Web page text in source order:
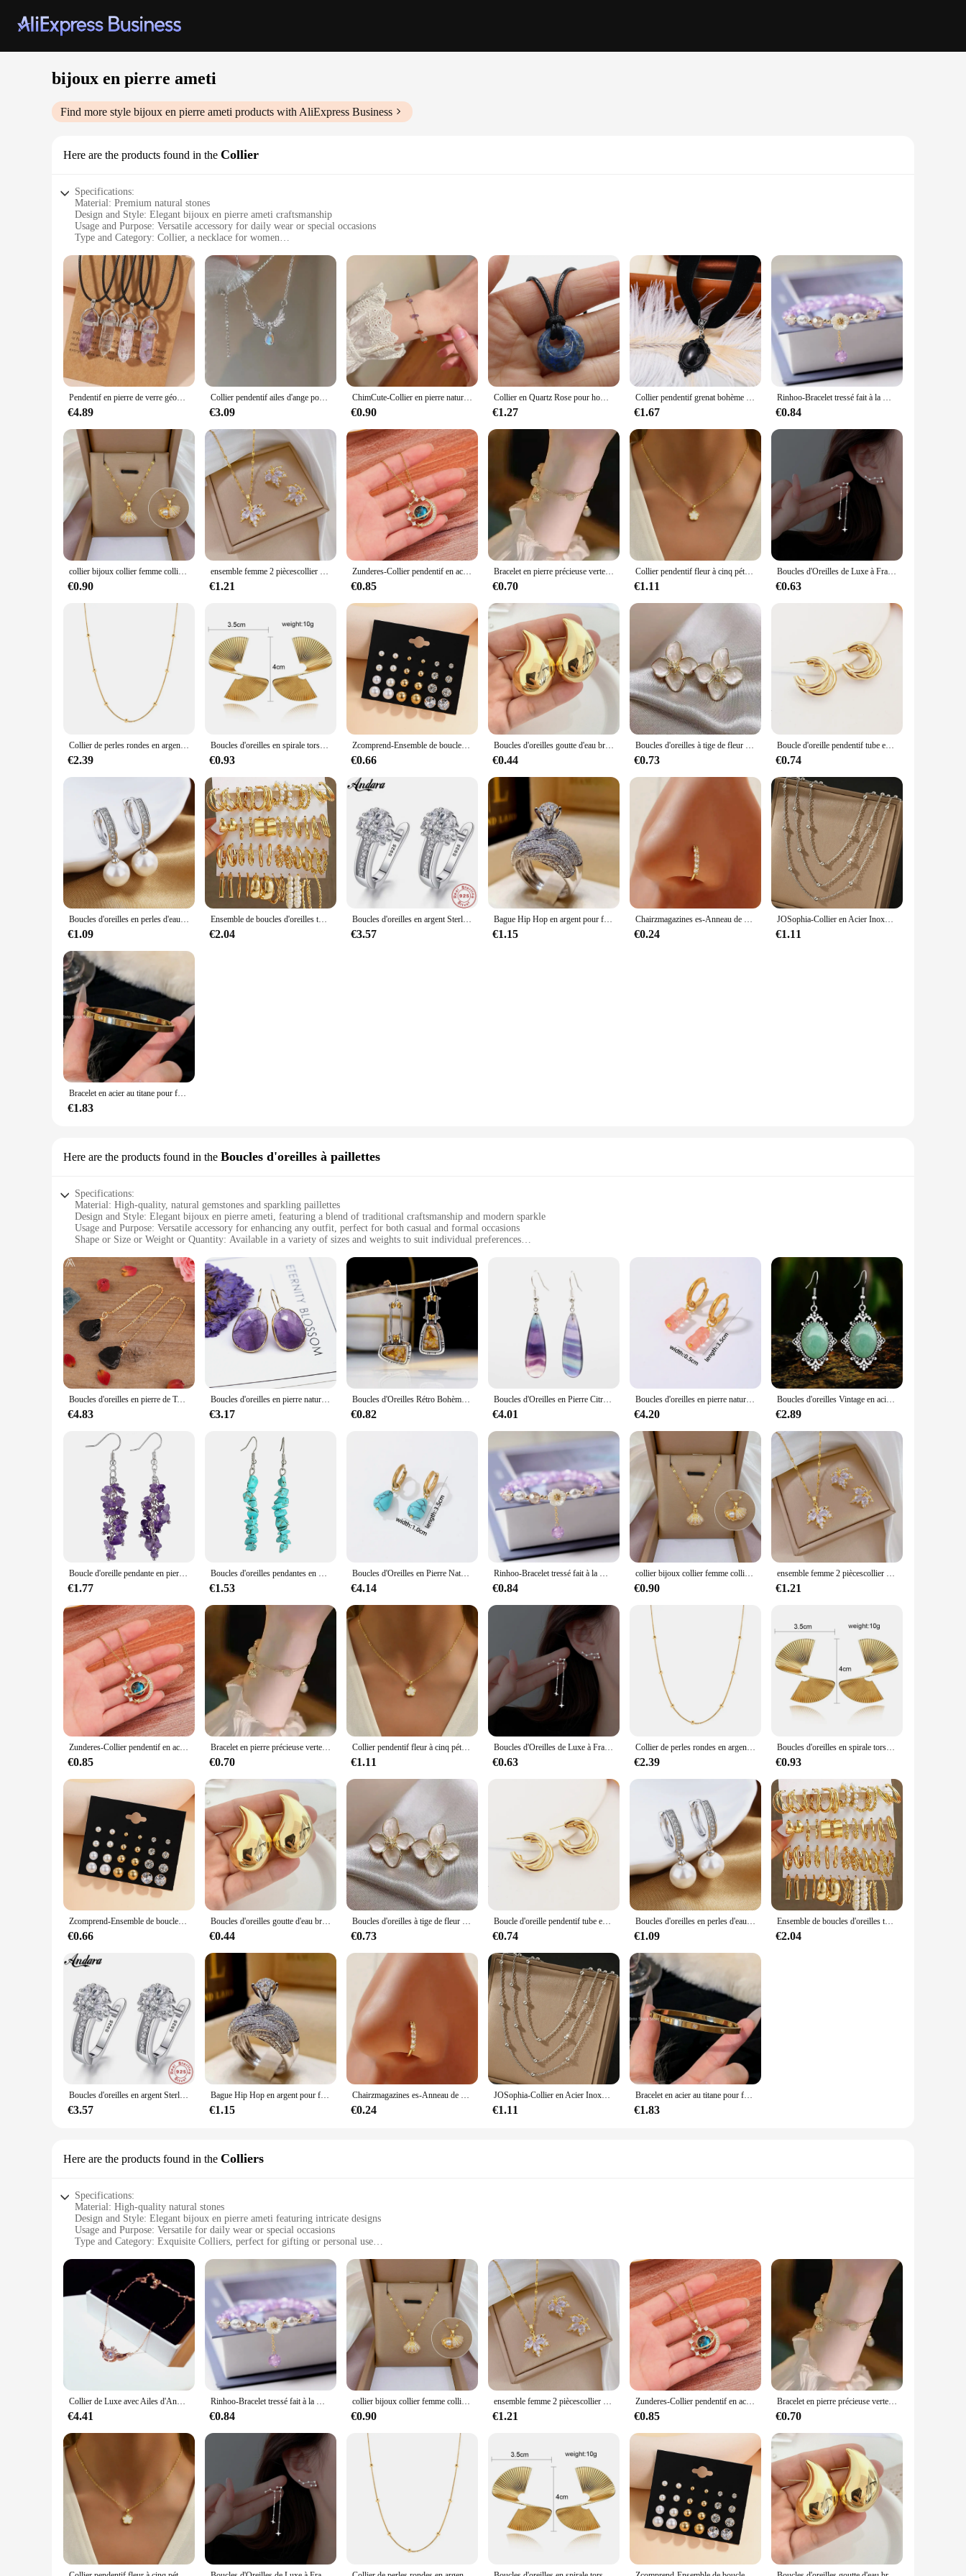
bijoux en pierre ameti
Find more style bijoux en pierre ameti products with AliExpress Business
Here are the products found in the Collier
Specifications:
Material: Premium natural stones
Design and Style: Elegant bijoux en pierre ameti craftsmanship
Usage and Purpose: Versatile accessory for daily wear or special occasions
Type and Category: Collier, a necklace for women
Parts and Accessories: Comes with a secure clasp for easy wear
Features:
|Vendors|
**Elegant Craftsmanship and Material Quality**
The bijoux en pierre ameti Collier is a testament to the art of jewelry making. Each piece is meticulously crafted with premium natural stones, ensuring a high-quality finish that stands the test of time.
The elegant design and style of this necklace make it a versatile accessory that can complement any outfit, from casual to formal wear. The durability and long-lasting performance of the bijoux en
pierre ameti Collier are a result of the superior materials used and the attention to detail in its construction.
**Versatile and Adaptable Fashion Accessory**
Whether you're looking to add a touch of sophistication to your everyday look or searching for the perfect piece to elevate your evening ensemble, the bijoux en pierre ameti Collier is the ideal choice.
Its adaptable design makes it suitable for various occasions, from a casual day out to a formal event. The secure clasp ensures that the necklace stays in place, allowing you to focus on your day without
worrying about your jewelry.
**A Jewelry Piece for Everyone**
As a wholesale and vendor-ready product, the bijoux en pierre ameti Collier is designed to cater to a wide audience. Whether you're a retailer looking to expand your collection or an individual seeking
a unique gift, this necklace is an excellent choice. The bijoux en pierre ameti Collier is not just a piece of jewelry; it's a statement of elegance and style that can be cherished by anyone who appreciates
fine craftsmanship and timeless fashion.
Pendentif en pierre de verre géométrique pour femme, ensemble de colliers de la présidence, rose, bleu, opale, options de pierre, charme, noir, mode, bijoux, 4 pièces
€4.89
Collier pendentif ailes d'ange pour dames, pierre de lune exquise, clavicule, bijoux de mariage délicats, luxe abordable, mode
€3.09
ChimCute-Collier en pierre naturelle douce pour femme, clavicule en cristal simple, tour de cou JOChoker, colliers de la présidence, cadeau de bijoux pour filles, nouveau
€0.90
Collier en Quartz Rose pour hommes et femmes, pierre naturelle, grand trou, breloques, ras du cou, Lapis Lazuli, bijoux
€1.27
Collier pendentif grenat bohème vintage pour femme, créatif, magnifique, sculpté, rouge, personnalisé, accessoires de bijoux
€1.67
Rinhoo-Bracelet tressé fait à la main pour femme, breloque fleur papillon violet, pendentif animal doux, bijoux jonc, mode
€0.84
collier bijoux collier femme collier femme collier femme bijoux femme Collier de perles de coquillage classique, mode, petit pendentif frais, clavicule, micro-incrusté, simple, polyvalent, cadeau
€0.90
ensemble femme 2 piècescollier bijoux Ensemble de boucles d'oreilles en cuir chevelu d'érable micro-incrusté, léger, luxe, personnalité, tempérament, banquet, clavicule, mode
€1.21
Zunderes-Collier pendentif en acier au titane pour femme, incrusté de luxe, planète, lune, papillon, goutte d'eau, clavicule, bijoux de charme
€0.85
Bracelet en pierre précieuse verte pour femme, bracelet en métal complet avec biscuits, fête d'anniversaire et cadeau de Noël, mode salle, ensemble de 4 pièces
€0.70
Collier pendentif fleur à cinq pétales pour femmes et filles, tour de cou fleurs minimalistes, bijoux de bureau, fête de mariage, simple
€1.11
Boucles d'Oreilles de Luxe à Franges en Strass pour Femme Bijoux Brillants pour Mariage, ix, Cadeaux, Nouvelle Collection
€0.63
Collier de perles rondes en argent regardé 925 pour femme, breloque minimaliste, clavicule, tour de cou JOChoker, bijoux fins, populaire
€2.39
Boucles d'oreilles en spirale torsadée rétro pour femmes, bijoux de tempérament de fête de mariage, géométrie dorée, argent, boucles d'oreilles en métal document
€0.93
Zcomprend-Ensemble de boucles d'oreilles en perles de cristal pour femmes et filles, clous d'oreille en métal géométrique, document argenté, bijoux à la mode, nouvelle tendance, 2024
€0.66
Boucles d'oreilles goutte d'eau brillantes vintage pour femmes, optique creuse légère, larme, document doré, cerceaux épais, bijoux fantaisie
€0.44
Boucles d'oreilles à tige de fleur d'hibiscus pour femmes et filles, glaçure goutte, Ins français, mode vintage, mariage coréen, cadeaux de bijoux romantiques, 2024
€0.73
Boucle d'oreille pendentif tube en métal hyperbole pour femme, 3 couches, nouvelle tendance, déclaration géométrique, boucle, bijoux, cadeau pour fille
€0.74
Boucles d'oreilles en perles d'eau douce naturelles authentiques, boucles d'oreilles en argent regardé 2024, bijoux en perles pour cadeau de mariage WPod, 925
€1.09
Ensemble de boucles d'oreilles torsadées larges multicouches en fausse perle, cadeau de fête et de date, adapté à 03/Wear, 48-12 pièces
€2.04
Boucles d'oreilles en argent Sterling 925 pour femmes, bijoux fins incrustés de Zircon, fleur, cadeau de fiançailles
€3.57
Bague Hip Hop en argent pour femme, ensemble de matiques de mariage élégantes, incrusté luxueux, bijoux de fiançailles pour patients, blanc sur le charbon
€1.15
Chairzmagazines es-Anneau de nez ultra-scintillant à une rangée, perceuse fine exquise avec anneau d'ouverture de forage, goujon de nez
€0.24
JOSophia-Collier en Acier Inoxydable pour Femme, Perles Délicates, Multicouches, Bijoux Cadeaux de ix, Escales Haut de Gamme, Nouveau
€1.11
Bracelet en acier au titane pour femme, coquille fritillaire blanche, design de luxe, bracelets en acier inoxydable, bijoux pour femme
€1.83
Here are the products found in the Boucles d'oreilles à paillettes
Specifications:
Material: High-quality, natural gemstones and sparkling paillettes
Design and Style: Elegant bijoux en pierre ameti, featuring a blend of traditional craftsmanship and modern sparkle
Usage and Purpose: Versatile accessory for enhancing any outfit, perfect for both casual and formal occasions
Shape or Size or Weight or Quantity: Available in a variety of sizes and weights to suit individual preferences
Parts and Accessories: Comes with secure earring backs for safety and peace of mind
Features:
|Vendors|
**Elegant Craftsmanship and Timeless Style**
The bijoux en pierre ameti Boucles d'oreilles à paillettes are a testament to the artisanal craftsmanship that goes into each piece. The earrings are meticulously crafted with high-quality, natural
gemstones that are selected for their vibrant colors and lustrous finish. Each stone is set in a secure setting, ensuring that the earrings maintain their beauty and sparkle over time. The addition of
paillettes adds a touch of modern glamour, making these earrings a versatile accessory that can elevate any outfit.
**Versatile and Adaptable**
Whether you're attending a casual gathering or a formal event, these earrings are the perfect companion. Their design and style are adaptable, making them suitable for a variety of occasions. The
place, providing both comfort and confidence.
**A Jewelry Collection for Every Occasion**
The bijoux en pierre ameti Boucles d'oreilles à paillettes are not just a pair of earrings; they are a statement of elegance and sophistication. As a wholesale or retail vendor, these earrings are an
excellent addition to your collection, offering a diverse range of designs to cater to different tastes and preferences. They are ideal for gift-giving, whether it's for a special occasion or as a thoughtful
gesture to someone who appreciates fine jewelry. With these earrings, you can be assured of providing a high-quality, stylish accessory that will be cherished by the wearer.
Boucles d'oreilles en pierre de Tourmaline noire pour femmes, améthystes, Quartz noir, goutte d'eau, crochet, bijoux
€4.83
Boucles d'oreilles en pierre naturelle Lapis Lazuli, cristal rose, pendentif à facettes, boucles d'oreilles Reiki pour femmes, crochet, bijoux de fête, offre spéciale
€3.17
Boucles d'Oreilles Rétro Bohème Turquoise pour Homme et Femme, Bijoux Vintage, ixd'Anniversaire, Cadeau de Travailleurs, Noël, 2Pcs
€0.82
Boucles d'Oreilles en Pierre Citroën Naturelle pour Femme, Goutte d'Eau, Quartz Rose, Fluorite, Chiltonite, Amlogging, Ium, Crochet, Bijoux
€4.01
Boucles d'oreilles en pierre naturelle pour femmes, boucles d'oreilles en cristal faites à la main, boucles d'oreilles en pierre de guérison, boucles d'oreilles en cristal brut naturel, cadeau
€4.20
Boucles d'oreilles Vintage en acier inoxydable pour femme, pendentif fleur, Quartz naturel Unakite, argent Antique plaqué pierre naturelle, crochet
€2.89
Boucle d'oreille pendante en pierre Chakra pour femme, bijoux de guérison, pierre Reiki, goutte de gravier Minorganisateur, cadeau doux pour filles, 7
€1.77
Boucles d'oreilles pendantes en pierre naturelle dégringolée pour femmes, boucle d'oreille à crochet en cristal coloré, puce de pierres précieuses de guérison Chakra, bijoux d'oreille
€1.53
Boucles d'Oreilles en Pierre Naturelle pour Femme, Clip Fait à la Main, Aventurine Verte Brute Naturelle, Pierre de Guérison
€4.14
Rinhoo-Bracelet tressé fait à la main pour femme, breloque fleur papillon violet, pendentif animal doux, bijoux jonc, mode
€0.84
collier bijoux collier femme collier femme collier femme bijoux femme Collier de perles de coquillage classique, mode, petit pendentif frais, clavicule, micro-incrusté, simple, polyvalent, cadeau
€0.90
ensemble femme 2 piècescollier bijoux Ensemble de boucles d'oreilles en cuir chevelu d'érable micro-incrusté, léger, luxe, personnalité, tempérament, banquet, clavicule, mode
€1.21
Zunderes-Collier pendentif en acier au titane pour femme, incrusté de luxe, planète, lune, papillon, goutte d'eau, clavicule, bijoux de charme
€0.85
Bracelet en pierre précieuse verte pour femme, bracelet en métal complet avec biscuits, fête d'anniversaire et cadeau de Noël, mode salle, ensemble de 4 pièces
€0.70
Collier pendentif fleur à cinq pétales pour femmes et filles, tour de cou fleurs minimalistes, bijoux de bureau, fête de mariage, simple
€1.11
Boucles d'Oreilles de Luxe à Franges en Strass pour Femme Bijoux Brillants pour Mariage, ix, Cadeaux, Nouvelle Collection
€0.63
Collier de perles rondes en argent regardé 925 pour femme, breloque minimaliste, clavicule, tour de cou JOChoker, bijoux fins, populaire
€2.39
Boucles d'oreilles en spirale torsadée rétro pour femmes, bijoux de tempérament de fête de mariage, géométrie dorée, argent, boucles d'oreilles en métal document
€0.93
Zcomprend-Ensemble de boucles d'oreilles en perles de cristal pour femmes et filles, clous d'oreille en métal géométrique, document argenté, bijoux à la mode, nouvelle tendance, 2024
€0.66
Boucles d'oreilles goutte d'eau brillantes vintage pour femmes, optique creuse légère, larme, document doré, cerceaux épais, bijoux fantaisie
€0.44
Boucles d'oreilles à tige de fleur d'hibiscus pour femmes et filles, glaçure goutte, Ins français, mode vintage, mariage coréen, cadeaux de bijoux romantiques, 2024
€0.73
Boucle d'oreille pendentif tube en métal hyperbole pour femme, 3 couches, nouvelle tendance, déclaration géométrique, boucle, bijoux, cadeau pour fille
€0.74
Boucles d'oreilles en perles d'eau douce naturelles authentiques, boucles d'oreilles en argent regardé 2024, bijoux en perles pour cadeau de mariage WPod, 925
€1.09
Ensemble de boucles d'oreilles torsadées larges multicouches en fausse perle, cadeau de fête et de date, adapté à 03/Wear, 48-12 pièces
€2.04
Boucles d'oreilles en argent Sterling 925 pour femmes, bijoux fins incrustés de Zircon, fleur, cadeau de fiançailles
€3.57
Bague Hip Hop en argent pour femme, ensemble de matiques de mariage élégantes, incrusté luxueux, bijoux de fiançailles pour patients, blanc sur le charbon
€1.15
Chairzmagazines es-Anneau de nez ultra-scintillant à une rangée, perceuse fine exquise avec anneau d'ouverture de forage, goujon de nez
€0.24
JOSophia-Collier en Acier Inoxydable pour Femme, Perles Délicates, Multicouches, Bijoux Cadeaux de ix, Escales Haut de Gamme, Nouveau
€1.11
Bracelet en acier au titane pour femme, coquille fritillaire blanche, design de luxe, bracelets en acier inoxydable, bijoux pour femme
€1.83
Here are the products found in the Colliers
Specifications:
Material: High-quality natural stones
Design and Style: Elegant bijoux en pierre ameti featuring intricate designs
Usage and Purpose: Versatile for daily wear or special occasions
Type and Category: Exquisite Colliers, perfect for gifting or personal use
Parts and Accessories: Comes with complementary sets for a complete look
Features:
**Elegant Craftsmanship and Natural Beauty**
Discover the timeless elegance of bijoux en pierre ameti, a collection that marries the sophistication of French jewelry with the natural splendor of gemstones. Each piece is meticulously crafted to
showcase the unique beauty of the stones, ensuring that every wearer stands out with a touch of luxury. Whether you're looking for a statement piece or a subtle accent, these bijoux en pierre ameti are
designed to complement any outfit, from casual to formal wear.
**Versatile and Timeless Appeal**
The versatility of these bijoux en pierre ameti is unmatched. Whether you're dressing up for a wedding or adding a touch of elegance to your everyday ensemble, these colliers are the perfect accessory.
The intricate designs and high-quality materials make them a treasured addition to any jewelry collection. These bijoux en pierre ameti are not just pieces of jewelry; they are timeless heirlooms that
can be passed down through generations.
**A Gift of Elegance and Quality**
and practical. Whether you're shopping for a loved one or looking to expand your own collection, these bijoux en pierre ameti are sure to impress. Each set comes with complementary pieces, ensuring
that the recipient can create a variety of looks with just one set.
Collier de Luxe avec Ailes d'Angle pour Femme, Ras du Cou, Strass, Super Brcorporelle, à la Mode, Cadeau, 2022
€4.41
Rinhoo-Bracelet tressé fait à la main pour femme, breloque fleur papillon violet, pendentif animal doux, bijoux jonc, mode
€0.84
collier bijoux collier femme collier femme collier femme bijoux femme Collier de perles de coquillage classique, mode, petit pendentif frais, clavicule, micro-incrusté, simple, polyvalent, cadeau
€0.90
ensemble femme 2 piècescollier bijoux Ensemble de boucles d'oreilles en cuir chevelu d'érable micro-incrusté, léger, luxe, personnalité, tempérament, banquet, clavicule, mode
€1.21
Zunderes-Collier pendentif en acier au titane pour femme, incrusté de luxe, planète, lune, papillon, goutte d'eau, clavicule, bijoux de charme
€0.85
Bracelet en pierre précieuse verte pour femme, bracelet en métal complet avec biscuits, fête d'anniversaire et cadeau de Noël, mode salle, ensemble de 4 pièces
€0.70